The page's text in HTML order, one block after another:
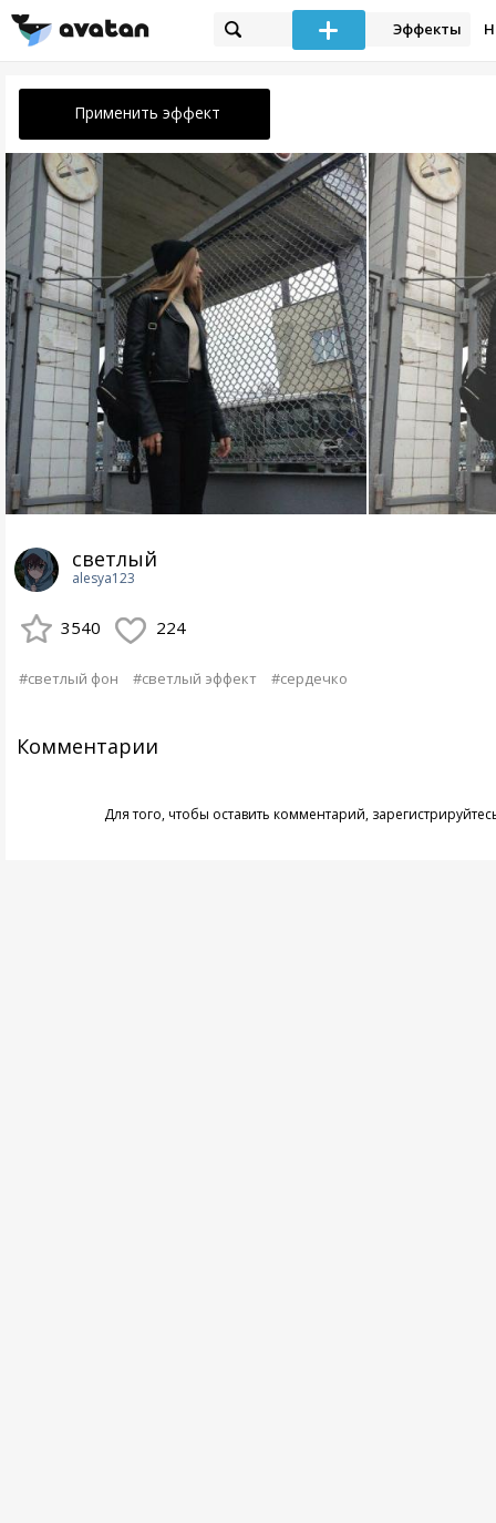
Эффекты
Применить эффект
светлый
alesya123
3540 224
#светлый фон #светлый эффект #сердечко
Комментарии
Для того, чтобы оставить комментарий,